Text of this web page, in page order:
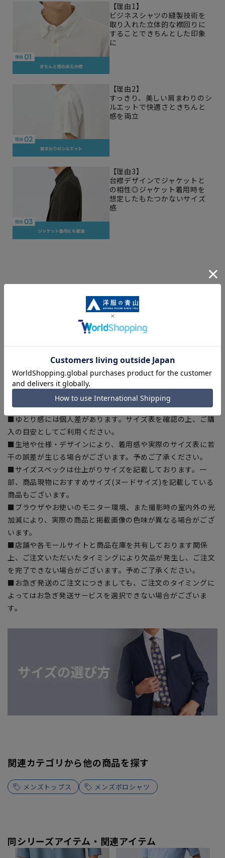
【理由1】
ビジネスシャツの縫製技術を
取り入れた立体的な襟回りに
することできちんとした印象
に
【理由2】
すっきり、美しい肩まわりのシ
ルエットで快適さときちんと
感を両立
【理由3】
台襟デザインでジャケットと
の相性◎ジャケット着用時を
想定したもたつかないサイズ
感
[S]身丈:66cm 身幅:49cm 肩幅:44cm 裄丈:20.5cm
[M]身丈:68cm 身幅:52cm 肩幅:46cm 裄丈:22cm
[L]身丈:71cm 身幅:54cm 肩幅:49cm 裄丈:23cm
[LL]身丈:74cm 身幅:57cm 肩幅:57cm 裄丈:24cm
[3L]身丈:77cm 身幅:60cm 肩幅:60cm 裄丈:25cm
【商品に関するご注意】
■商品画像はサンプルのため、色味やサイズ等の仕様に変更が
ある場合がございますので、予めご了承ください。
■ゆとり感には個人差があります。サイズ表を確認の上、ご購
入の目安としてご利用ください。
■生地や仕様・デザインにより、着用感や実際のサイズ表に若
干の誤差が生じる場合がございます。予めご了承ください。
■サイズスペックは仕上がりサイズを記載しております。一
部、商品現物におすすめサイズ(ヌードサイズ)を記載している
商品もございます。
■ブラウザやお使いのモニター環境、また撮影時の室内外の光
加減により、実際の商品と掲載画像の色味が異なる場合がござ
います。
■店舗や各モールサイトと商品在庫を共有しております関係
上、ご注文いただいたタイミングにより欠品が発生し、ご注文
を完了できない場合がございます。予めご了承ください。
■お急ぎ発送のご注文につきましても、ご注文のタイミングに
よってはお急ぎ発送サービスを選択できない場合がございま
す。
関連カテゴリから他の商品を探す
メンズトップス メンズポロシャツ
同シリーズアイテム・関連アイテム